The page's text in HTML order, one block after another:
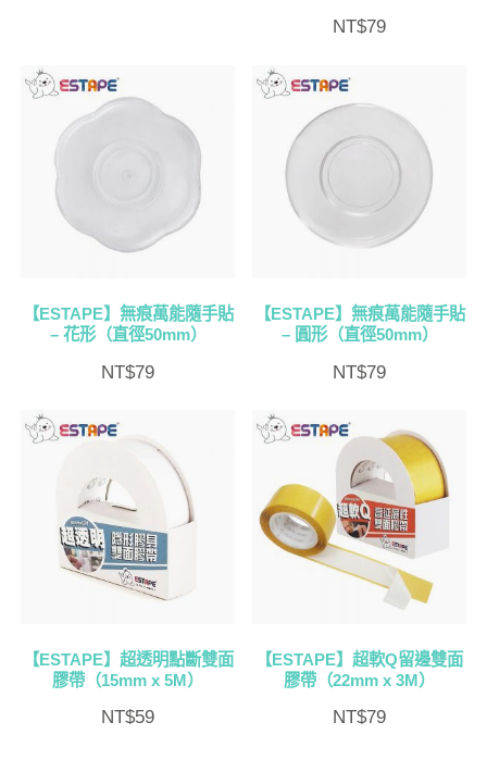
NT$79
【ESTAPE】無痕萬能隨手貼
– 花形（直徑50mm）
NT$79
【ESTAPE】無痕萬能隨手貼
– 圓形（直徑50mm）
NT$79
【ESTAPE】超透明點斷雙面
膠帶（15mm x 5M）
NT$59
【ESTAPE】超軟Q留邊雙面
膠帶（22mm x 3M）
NT$79